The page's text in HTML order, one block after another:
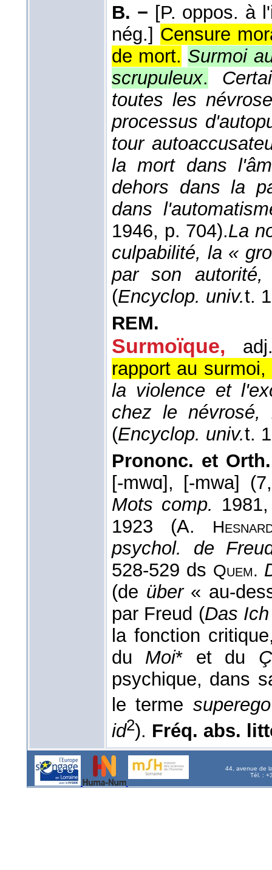
B. − [P. oppos. à
nég.] Censure
de mort. Surmoi
scrupuleux.
toutes les
processus
tour
la mort dans
dehors dans la
dans
1946, p. 704).La
culpabilité, la «
par son
(Encyclop. univ.t.
REM.
Surmoïque,
rapport au
la violence et
chez le névrosé,
(Encyclop. univ.t.
Prononc. et
[-mwɑ], [-mwa]
Mots comp.
1923 (A.
psychol. de
528-529 ds Quem.
(de über« au-
par Freud (Das
la fonction
du Moi* et du
psychique, dans
le terme superego
id2). Fréq. abs.
44, avenue de
Tél. :